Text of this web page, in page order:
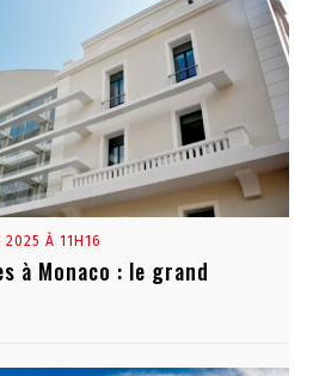
2025 À 11H16
à Monaco : le grand